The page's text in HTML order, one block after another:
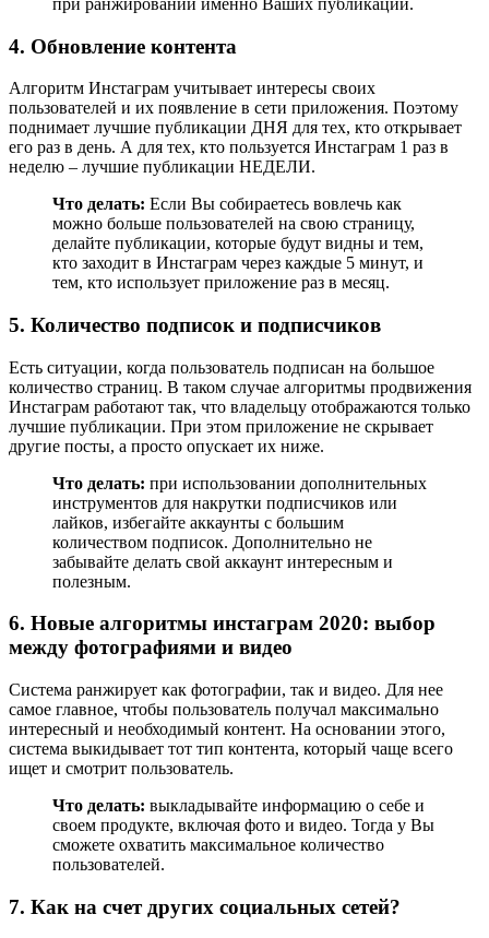
4. Обновление контента
Алгоритм Инстаграм учитывает интересы своих
пользователей и их появление в сети приложения. Поэтому
поднимает лучшие публикации ДНЯ для тех, кто открывает
его раз в день. А для тех, кто пользуется Инстаграм 1 раз в
неделю – лучшие публикации НЕДЕЛИ.
Что делать: Если Вы собираетесь вовлечь как
можно больше пользователей на свою страницу,
делайте публикации, которые будут видны и тем,
кто заходит в Инстаграм через каждые 5 минут, и
тем, кто использует приложение раз в месяц.
5. Количество подписок и подписчиков
Есть ситуации, когда пользователь подписан на большое
количество страниц. В таком случае алгоритмы продвижения
Инстаграм работают так, что владельцу отображаются только
лучшие публикации. При этом приложение не скрывает
другие посты, а просто опускает их ниже.
Что делать: при использовании дополнительных
инструментов для накрутки подписчиков или
лайков, избегайте аккаунты с большим
количеством подписок. Дополнительно не
забывайте делать свой аккаунт интересным и
полезным.
6. Новые алгоритмы инстаграм 2020: выбор
между фотографиями и видео
Система ранжирует как фотографии, так и видео. Для нее
самое главное, чтобы пользователь получал максимально
интересный и необходимый контент. На основании этого,
система выкидывает тот тип контента, который чаще всего
ищет и смотрит пользователь.
Что делать: выкладывайте информацию о себе и
своем продукте, включая фото и видео. Тогда у Вы
сможете охватить максимальное количество
пользователей.
7. Как на счет других социальных сетей?